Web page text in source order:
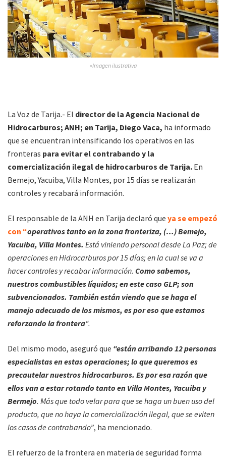
»Imagen ilustrativa
La Voz de Tarija.- El director de la Agencia Nacional de
Hidrocarburos; ANH; en Tarija, Diego Vaca, ha informado
que se encuentran intensificando los operativos en las
fronteras para evitar el contrabando y la
comercialización ilegal de hidrocarburos de Tarija. En
Bemejo, Yacuiba, Villa Montes, por 15 días se realizarán
controles y recabará información.
El responsable de la ANH en Tarija declaró que ya se empezó
con “operativos tanto en la zona fronteriza, (…) Bemejo,
Yacuiba, Villa Montes. Está viniendo personal desde La Paz; de
operaciones en Hidrocarburos por 15 días; en la cual se va a
hacer controles y recabar información. Como sabemos,
nuestros combustibles líquidos; en este caso GLP; son
subvencionados. También están viendo que se haga el
manejo adecuado de los mismos, es por eso que estamos
reforzando la frontera“.
Del mismo modo, aseguró que “están arribando 12 personas
especialistas en estas operaciones; lo que queremos es
precautelar nuestros hidrocarburos. Es por esa razón que
ellos van a estar rotando tanto en Villa Montes, Yacuiba y
Bermejo. Más que todo velar para que se haga un buen uso del
producto, que no haya la comercialización ilegal, que se eviten
los casos de contrabando”, ha mencionado.
El refuerzo de la frontera en materia de seguridad forma